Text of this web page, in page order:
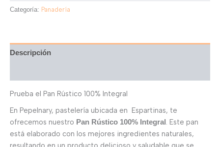
Categoría: Panadería
Descripción
Prueba el Pan Rústico 100% Integral
En Pepelnary, pastelería ubicada en Espartinas, te
ofrecemos nuestro Pan Rústico 100% Integral . Este pan
está elaborado con los mejores ingredientes naturales,